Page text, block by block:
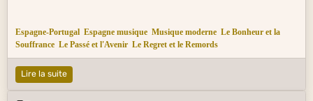
Espagne-Portugal Espagne musique Musique moderne Le Bonheur et la
Souffrance Le Passé et l'Avenir Le Regret et le Remords
Lire la suite